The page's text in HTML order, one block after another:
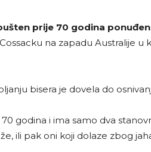
prije 70 godina
na zapadu Australije
bisera je dovela do
godina i ima samo dva
ili pak oni koji dolaze zbog